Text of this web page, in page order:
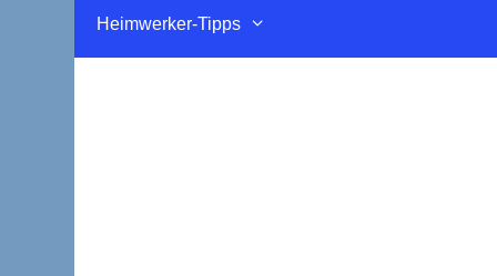
Heimwerker-Tipps